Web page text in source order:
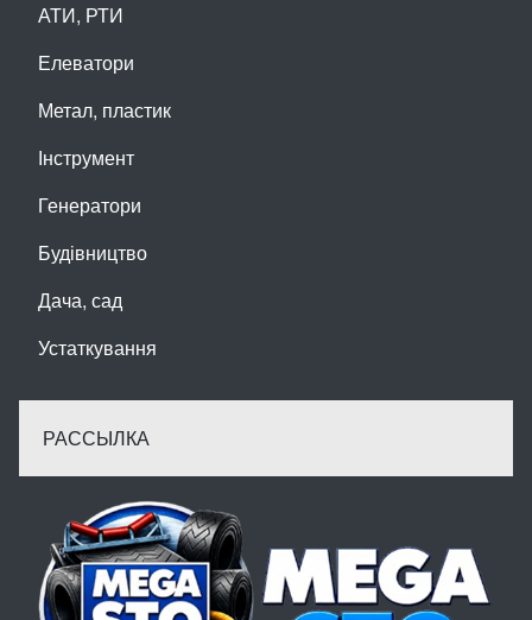
АТИ, РТИ
Елеватори
Метал, пластик
Інструмент
Генератори
Будівництво
Дача, сад
Устаткування
РАССЫЛКА